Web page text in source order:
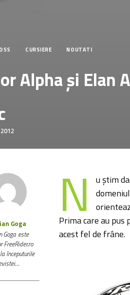
CURSIERE NOUTATI
Alpha și Elan
Goga
Goga este
FreeRider.ro
începuturile
N
u știm
Prima care au pus
acest fel de frâne.